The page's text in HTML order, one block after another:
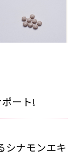
ート!
シナモンエキ